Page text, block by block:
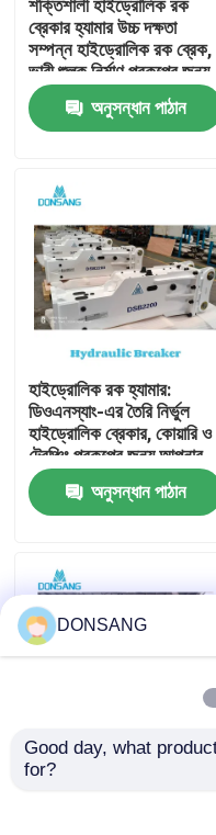
বাড়ি
পণ্য
VR প্রদর্শন
আমাদের সম্পর্কে
কারখানা ভ্রমণ
যোগাযোগ করুন
হাইড্রোলিক রক ব্রেকার
শক্তিশালী হাইড্রোলিক রক
ব্রেকার হ্যামার উচ্চ দক্ষতা
সম্পন্ন হাইড্রোলিক রক ব্রেক,
ভারী শুল্ক নির্মাণ প্রকল্পের জন্য,
পাথর ভাঙ্গা থেকে পুনর্ব্যবহার
পর্যন্ত DONSANG বহুমুখী
হাইড্রোলিক ব্রেকার, OEM
অনুসন্ধান পাঠান
হাইড্রোলিক রক হ্যামার:
ডিওএনস্যাং-এর তৈরি নির্ভুল
হাইড্রোলিক ব্রেকার, কোয়ারি ও
ট্রেঞ্চিং প্রকল্পের জন্য আপনার
ভালো সহযোগী
অনুসন্ধান পাঠান
হাইড্রোলিক ব্রেকার হ্যামার
DONSANG
Good day, what
for?